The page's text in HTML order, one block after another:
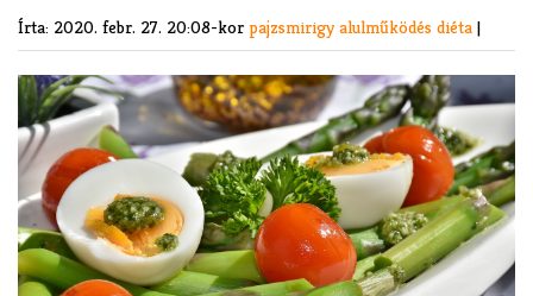
Írta: 2020. febr. 27. 20:08-kor pajzsmirigy alulműködés diéta |